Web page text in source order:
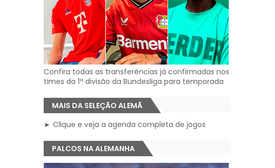
Confira todas as transferências já confirmadas nos
times da 1ª divisão da Bundesliga para temporada
MAIS DA SELEÇÃO ALEMÃ
► Clique e veja a agenda completa de jogos
PALCOS NA ALEMANHA